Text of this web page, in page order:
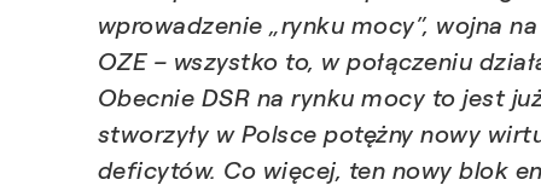
wprowadzenie „rynku mocy”, wojna
OZE – wszystko to, w połączeniu
Obecnie DSR na rynku mocy to jest
stworzyły w Polsce potężny nowy
deficytów. Co więcej, ten nowy blok